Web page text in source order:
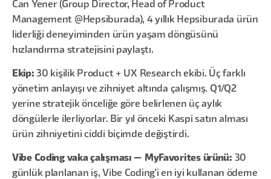
Can Yener (Group Director, Head of Product
Management @Hepsiburada), 4 yıllık Hepsiburada ürün
liderliği deneyiminden ürün yaşam döngüsünü
hızlandırma stratejisini paylaştı.
Ekip: 30 kişilik Product + UX Research ekibi. Üç farklı
yönetim anlayışı ve zihniyet altında çalışmış. Q1/Q2
yerine stratejik önceliğe göre belirlenen üç aylık
döngülerle ilerliyorlar. Bir yıl önceki Kaspi satın alması
ürün zihniyetini ciddi biçimde değiştirdi.
Vibe Coding vaka çalışması — MyFavorites ürünü: 30
günlük planlanan iş, Vibe Coding'i en iyi kullanan ödeme